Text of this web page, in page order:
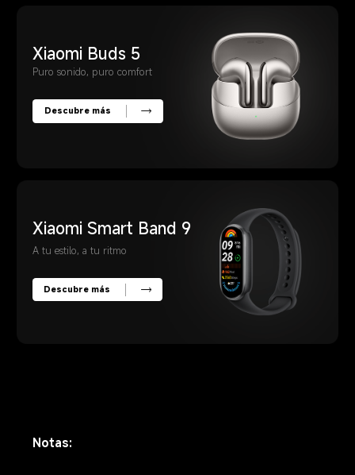
Xiaomi Buds 5
Puro sonido, puro comfort
Descubre más
Xiaomi Smart Band 9
A tu estilo, a tu ritmo
Descubre más
Notas: